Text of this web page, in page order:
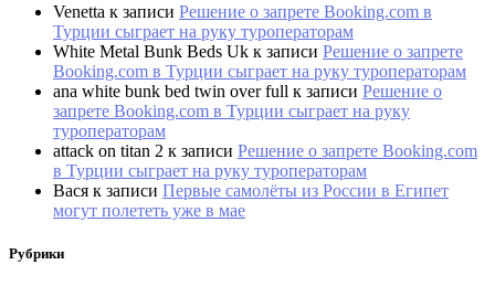
Venetta к записи Решение о запрете Booking.com в
Турции сыграет на руку туроператорам
White Metal Bunk Beds Uk к записи Решение о запрете
Booking.com в Турции сыграет на руку туроператорам
ana white bunk bed twin over full к записи Решение о
запрете Booking.com в Турции сыграет на руку
туроператорам
attack on titan 2 к записи Решение о запрете Booking.com
в Турции сыграет на руку туроператорам
Вася к записи Первые самолёты из России в Египет
могут полететь уже в мае
Рубрики